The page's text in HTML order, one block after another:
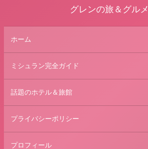
グレンの旅＆グルメ
ホーム
ミシュラン完全ガイド
話題のホテル＆旅館
プライバシーポリシー
プロフィール